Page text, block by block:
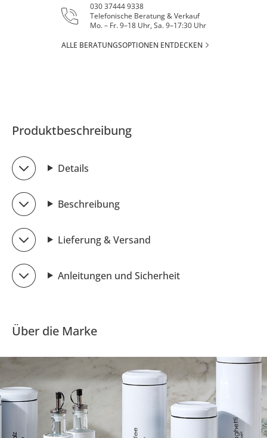
030 37444 9338
Telefonische Beratung & Verkauf
Mo. – Fr. 9–18 Uhr, Sa. 9–17:30 Uhr
ALLE BERATUNGSOPTIONEN ENTDECKEN
Produktbeschreibung
Details
Beschreibung
Lieferung & Versand
Anleitungen und Sicherheit
Über die Marke